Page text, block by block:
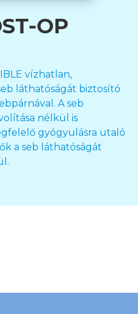
OP
vízhatlan,
láthatóságát biztosító
A seb
nélkül is
gyógyulásra utaló
a seb láthatóságát